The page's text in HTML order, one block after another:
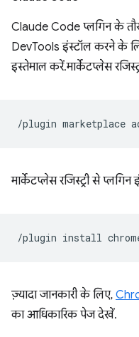
Claude Code प्लगिन के
DevTools इंस्टॉल करने के
इस्तेमाल करें. मार्केटप्लेस
/plugin marketplace
मार्केटप्लेस रजिस्ट्री से प्लगिन
/plugin install
ज़्यादा जानकारी के लिए,
का आधिकारिक पेज देखें.